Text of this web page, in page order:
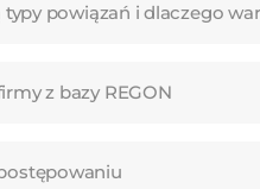
powiązań i dlaczego
z bazy REGON